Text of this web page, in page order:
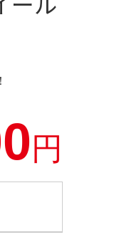
円